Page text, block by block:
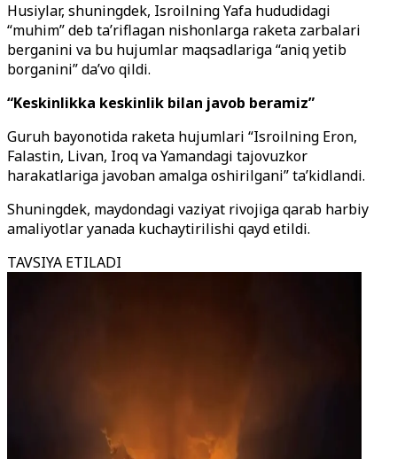
Husiylar, shuningdek, Isroilning Yafa hududidagi
“muhim” deb ta’riflagan nishonlarga raketa zarbalari
berganini va bu hujumlar maqsadlariga “aniq yetib
borganini” da’vo qildi.
“Keskinlikka keskinlik bilan javob beramiz”
Guruh bayonotida raketa hujumlari “Isroilning Eron,
Falastin, Livan, Iroq va Yamandagi tajovuzkor
harakatlariga javoban amalga oshirilgani” ta’kidlandi.
Shuningdek, maydondagi vaziyat rivojiga qarab harbiy
amaliyotlar yanada kuchaytirilishi qayd etildi.
TAVSIYA ETILADI